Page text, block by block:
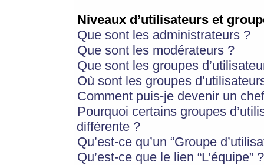
Niveaux d’utilisateurs et
Que sont les administrateurs ?
Que sont les modérateurs ?
Que sont les groupes
Où sont les groupes
Comment puis-je devenir un
Pourquoi certains groupes
différente ?
Qu’est-ce qu’un “Groupe
Qu’est-ce que le lien “L’équipe” ?